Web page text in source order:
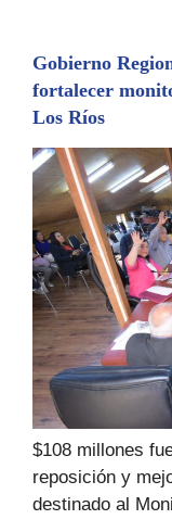
Gobierno
fortalecer
Los Ríos
$108 millones
reposición y
destinado al